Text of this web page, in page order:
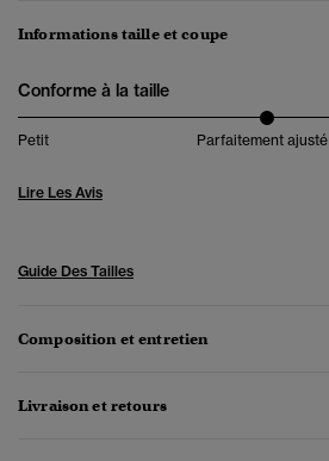
Informations taille et coupe
Conforme à la taille
Petit Parfaitement ajusté
Lire Les Avis
Guide Des Tailles
Composition et entretien
Livraison et retours